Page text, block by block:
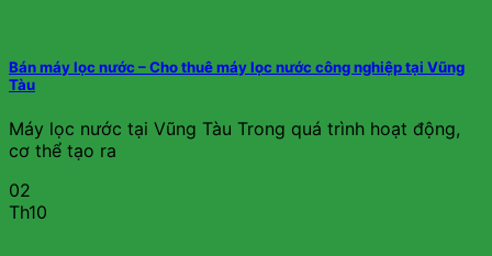
Bán máy lọc nước – Cho thuê máy lọc nước công nghiệp tại Vũng
Tàu
Máy lọc nước tại Vũng Tàu Trong quá trình hoạt động,
cơ thể tạo ra
02
Th10